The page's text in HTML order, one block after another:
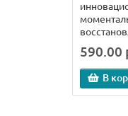
590.00
В